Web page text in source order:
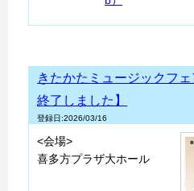
きたかたミュージックフ
終了しました】
登録日:2026/03/16
<会場>
喜多方プラザ大ホール